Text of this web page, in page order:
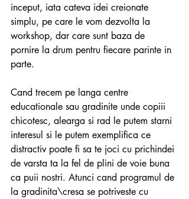
inceput, iata cateva idei creionate
simplu, pe care le vom dezvolta la
workshop, dar care sunt baza de
pornire la drum pentru fiecare parinte in
parte.
Cand trecem pe langa centre
educationale sau gradinite unde copiii
chicotesc, alearga si rad le putem starni
interesul si le putem exemplifica ce
distractiv poate fi sa te joci cu prichindei
de varsta ta la fel de plini de voie buna
ca puii nostri. Atunci cand programul de
la gradinita\cresa se potriveste cu